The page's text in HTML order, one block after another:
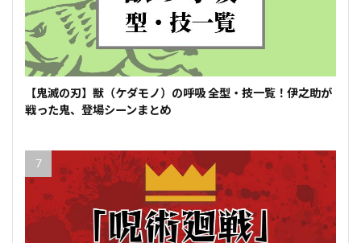
【鬼滅の刃】獣（ケダモノ）の呼吸 全型・技一覧！伊之助が
戦った鬼、登場シーンまとめ